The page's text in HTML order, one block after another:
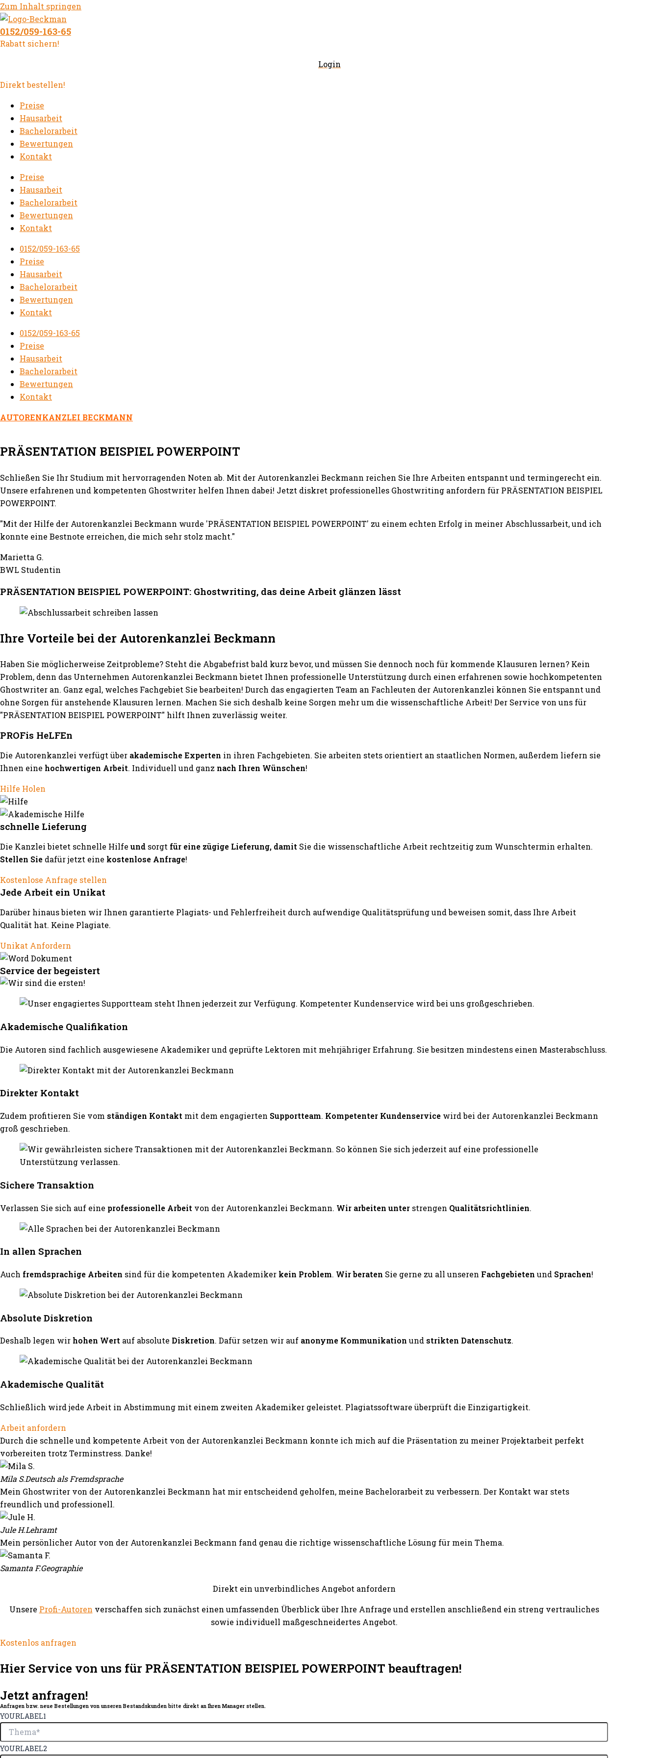
Zum Inhalt springen
0152/059-163-65
Rabatt sichern!
Login
Direkt bestellen!
Preise
Hausarbeit
Bachelorarbeit
Bewertungen
Kontakt
Preise
Hausarbeit
Bachelorarbeit
Bewertungen
Kontakt
0152/059-163-65
Preise
Hausarbeit
Bachelorarbeit
Bewertungen
Kontakt
0152/059-163-65
Preise
Hausarbeit
Bachelorarbeit
Bewertungen
Kontakt
AUTORENKANZLEI BECKMANN
PRÄSENTATION BEISPIEL POWERPOINT
Schließen Sie Ihr Studium mit hervorragenden Noten ab. Mit der Autorenkanzlei Beckmann reichen Sie Ihre Arbeiten entspannt und termingerecht ein.
Unsere erfahrenen und kompetenten Ghostwriter helfen Ihnen dabei! Jetzt diskret professionelles Ghostwriting anfordern für PRÄSENTATION BEISPIEL
POWERPOINT.
"Mit der Hilfe der Autorenkanzlei Beckmann wurde 'PRÄSENTATION BEISPIEL POWERPOINT' zu einem echten Erfolg in meiner Abschlussarbeit, und ich
konnte eine Bestnote erreichen, die mich sehr stolz macht."
Marietta G.
BWL Studentin
PRÄSENTATION BEISPIEL POWERPOINT: Ghostwriting, das deine Arbeit glänzen lässt
Ihre Vorteile bei der Autorenkanzlei Beckmann
Haben Sie möglicherweise Zeitprobleme? Steht die Abgabefrist bald kurz bevor, und müssen Sie dennoch noch für kommende Klausuren lernen? Kein
Problem, denn das Unternehmen Autorenkanzlei Beckmann bietet Ihnen professionelle Unterstützung durch einen erfahrenen sowie hochkompetenten
Ghostwriter an. Ganz egal, welches Fachgebiet Sie bearbeiten! Durch das engagierten Team an Fachleuten der Autorenkanzlei können Sie entspannt und
ohne Sorgen für anstehende Klausuren lernen. Machen Sie sich deshalb keine Sorgen mehr um die wissenschaftliche Arbeit! Der Service von uns für
"PRÄSENTATION BEISPIEL POWERPOINT" hilft Ihnen zuverlässig weiter.
PROFis HeLFEn
Die Autorenkanzlei verfügt über akademische Experten in ihren Fachgebieten. Sie arbeiten stets orientiert an staatlichen Normen, außerdem liefern sie
Ihnen eine hochwertigen Arbeit. Individuell und ganz nach Ihren Wünschen!
Hilfe Holen
schnelle Lieferung
Die Kanzlei bietet schnelle Hilfe und sorgt für eine zügige Lieferung, damit Sie die wissenschaftliche Arbeit rechtzeitig zum Wunschtermin erhalten.
Stellen Sie dafür jetzt eine kostenlose Anfrage!
Kostenlose Anfrage stellen
Jede Arbeit ein Unikat
Darüber hinaus bieten wir Ihnen garantierte Plagiats- und Fehlerfreiheit durch aufwendige Qualitätsprüfung und beweisen somit, dass Ihre Arbeit
Qualität hat. Keine Plagiate.
Unikat Anfordern
Service der begeistert
Akademische Qualifikation
Die Autoren sind fachlich ausgewiesene Akademiker und geprüfte Lektoren mit mehrjähriger Erfahrung. Sie besitzen mindestens einen Masterabschluss.
Direkter Kontakt
Zudem profitieren Sie vom ständigen Kontakt mit dem engagierten Supportteam. Kompetenter Kundenservice wird bei der Autorenkanzlei Beckmann
groß geschrieben.
Sichere Transaktion
Verlassen Sie sich auf eine professionelle Arbeit von der Autorenkanzlei Beckmann. Wir arbeiten unter strengen Qualitätsrichtlinien.
In allen Sprachen
Auch fremdsprachige Arbeiten sind für die kompetenten Akademiker kein Problem. Wir beraten Sie gerne zu all unseren Fachgebieten und Sprachen!
Absolute Diskretion
Deshalb legen wirhohen Wert auf absolute Diskretion. Dafür setzen wir auf anonyme Kommunikation und strikten Datenschutz.
Akademische Qualität
Schließlich wird jede Arbeit in Abstimmung mit einem zweiten Akademiker geleistet. Plagiatssoftware überprüft die Einzigartigkeit.
Arbeit anfordern
Durch die schnelle und kompetente Arbeit von der Autorenkanzlei Beckmann konnte ich mich auf die Präsentation zu meiner Projektarbeit perfekt
vorbereiten trotz Terminstress. Danke!
Mila S.Deutsch als Fremdsprache
Mein Ghostwriter von der Autorenkanzlei Beckmann hat mir entscheidend geholfen, meine Bachelorarbeit zu verbessern. Der Kontakt war stets
freundlich und professionell.
Jule H.Lehramt
Mein persönlicher Autor von der Autorenkanzlei Beckmann fand genau die richtige wissenschaftliche Lösung für mein Thema.
Samanta F.Geographie
Direkt ein unverbindliches Angebot anfordern
Unsere Profi-Autoren verschaffen sich zunächst einen umfassenden Überblick über Ihre Anfrage und erstellen anschließend ein streng vertrauliches
sowie individuell maßgeschneidertes Angebot.
Kostenlos anfragen
Hier Service von uns für PRÄSENTATION BEISPIEL POWERPOINT beauftragen!
Jetzt anfragen!
Anfragen bzw. neue Bestellungen von unseren Bestandskunden bitte direkt an Ihren Manager stellen.
YOURLABEL1
YOURLABEL2